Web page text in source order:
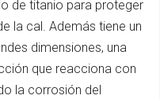
de titanio para proteger
la cal. Además tiene un
dimensiones, una
que reacciona con
la corrosión del